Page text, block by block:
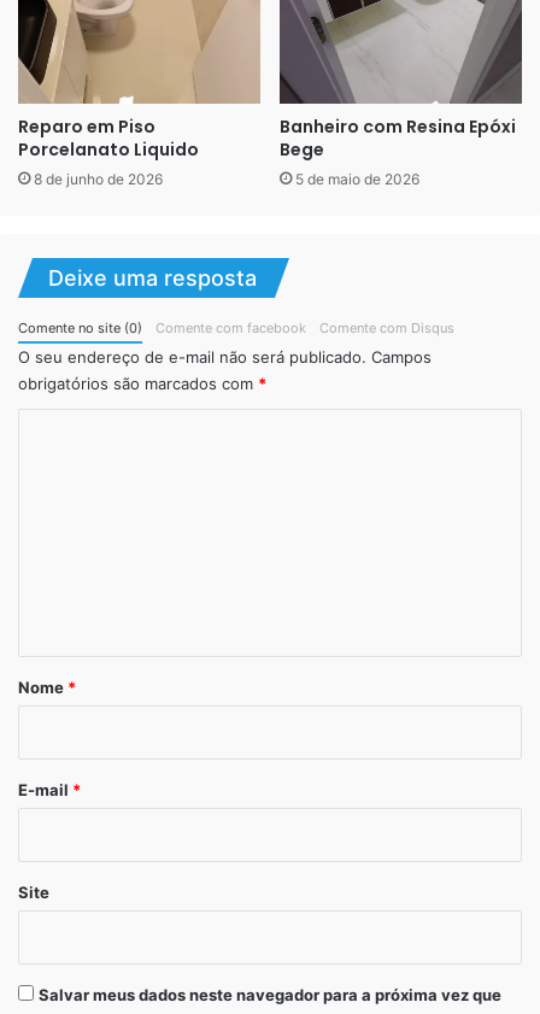
Reparo em Piso
Porcelanato Liquido
8 de junho de 2026
Banheiro com Resina Epóxi
Bege
5 de maio de 2026
Deixe uma resposta
Comente no site (0) Comente com facebook Comente com Disqus
O seu endereço de e-mail não será publicado. Campos
obrigatórios são marcados com *
r
*
Nome *
E-mail *
Site
Salvar meus dados neste navegador para a próxima vez que